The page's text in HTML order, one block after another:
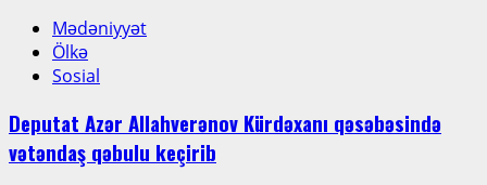
İyun
–
Beynəlxalq
Qurbanı
olan
Mədəniyyət
Ölkə
Sosial
Deputat Azər Allahverənov Kürdəxanı qəsəbəsində
vətəndaş qəbulu keçirib